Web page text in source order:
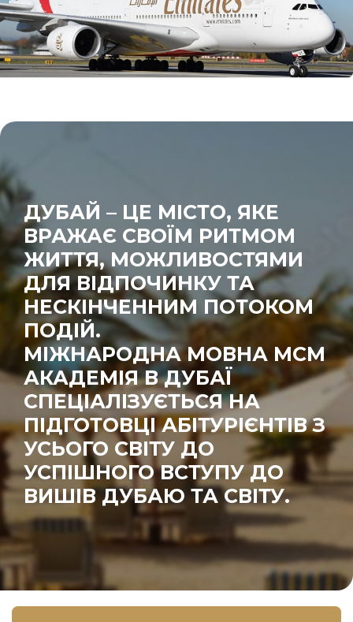
ДУБАЙ – ЦЕ МІСТО, ЯКЕ
ВРАЖАЄ СВОЇМ РИТМОМ
ЖИТТЯ, МОЖЛИВОСТЯМИ
ДЛЯ ВІДПОЧИНКУ ТА
НЕСКІНЧЕННИМ ПОТОКОМ
ПОДІЙ.
МІЖНАРОДНА МОВНА МСМ
АКАДЕМІЯ В ДУБАЇ
СПЕЦІАЛІЗУЄТЬСЯ НА
ПІДГОТОВЦІ АБІТУРІЄНТІВ З
УСЬОГО СВІТУ ДО
УСПІШНОГО ВСТУПУ ДО
ВИШІВ ДУБАЮ ТА СВІТУ.